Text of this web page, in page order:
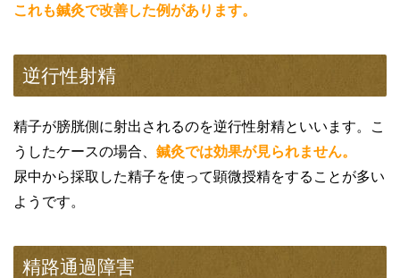
これも鍼灸で改善した例があります。
逆行性射精
精子が膀胱側に射出されるのを逆行性射精といいます。こ
うしたケースの場合、 鍼灸では効果が見られません。
尿中から採取した精子を使って顕微授精をすることが多い
ようです。
精路通過障害